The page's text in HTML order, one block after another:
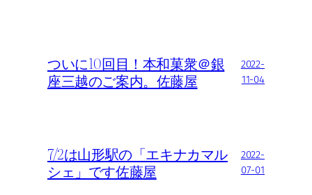
ついに10回目！本和菓衆＠銀
座三越のご案内。佐藤屋
2022-
11-04
7/2は山形駅の「エキナカマル
シェ」です佐藤屋
2022-
07-01